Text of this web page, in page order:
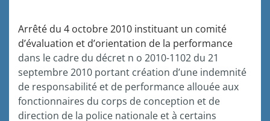
Arrêté du 4 octobre 2010 instituant un comité
d’évaluation et d’orientation de la performance
dans le cadre du décret n o 2010-1102 du 21
septembre 2010 portant création d’une indemnité
de responsabilité et de performance allouée aux
fonctionnaires du corps de conception et de
direction de la police nationale et à certains